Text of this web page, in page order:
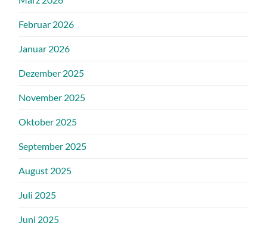
Februar 2026
Januar 2026
Dezember 2025
November 2025
Oktober 2025
September 2025
August 2025
Juli 2025
Juni 2025